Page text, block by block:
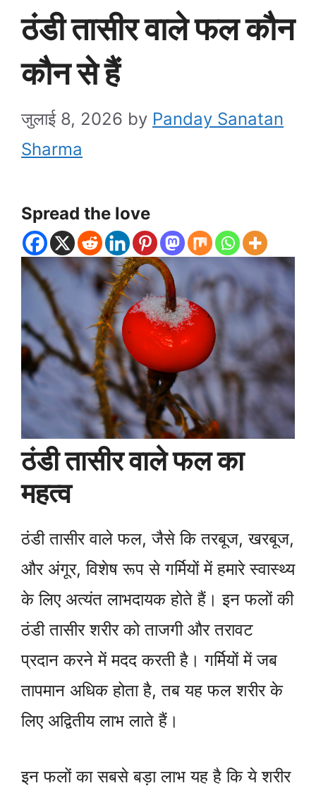
ठंडी तासीर वाले फल कौन
कौन से हैं
जुलाई 8, 2026 by Panday Sanatan
Sharma
Spread the love
ठंडी तासीर वाले फल का
महत्व
ठंडी तासीर वाले फल, जैसे कि तरबूज, खरबूज,
और अंगूर, विशेष रूप से गर्मियों में हमारे स्वास्थ्य
के लिए अत्यंत लाभदायक होते हैं। इन फलों की
ठंडी तासीर शरीर को ताजगी और तरावट
प्रदान करने में मदद करती है। गर्मियों में जब
तापमान अधिक होता है, तब यह फल शरीर के
लिए अद्वितीय लाभ लाते हैं।
इन फलों का सबसे बड़ा लाभ यह है कि ये शरीर